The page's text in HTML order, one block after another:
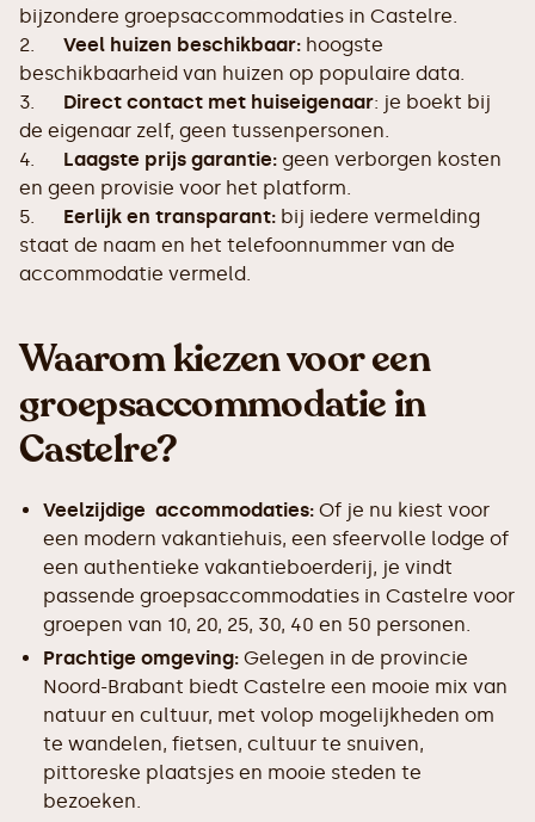
bijzondere groepsaccommodaties in Castelre.
2. Veel huizen beschikbaar: hoogste
beschikbaarheid van huizen op populaire data.
3. Direct contact met huiseigenaar: je boekt bij
de eigenaar zelf, geen tussenpersonen.
4. Laagste prijs garantie: geen verborgen kosten
en geen provisie voor het platform.
5. Eerlijk en transparant: bij iedere vermelding
staat de naam en het telefoonnummer van de
accommodatie vermeld.
Waarom kiezen voor een
groepsaccommodatie in
Castelre?
Veelzijdige accommodaties: Of je nu kiest voor
een modern vakantiehuis, een sfeervolle lodge of
een authentieke vakantieboerderij, je vindt
passende groepsaccommodaties in Castelre voor
groepen van 10, 20, 25, 30, 40 en 50 personen.
Prachtige omgeving: Gelegen in de provincie
Noord-Brabant biedt Castelre een mooie mix van
natuur en cultuur, met volop mogelijkheden om
te wandelen, fietsen, cultuur te snuiven,
pittoreske plaatsjes en mooie steden te
bezoeken.